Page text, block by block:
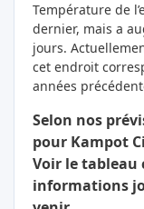
Température de
dernier, mais a
jours.
cet endroit
années
Selon nos
pour Kampot
Voir le tableau
informations